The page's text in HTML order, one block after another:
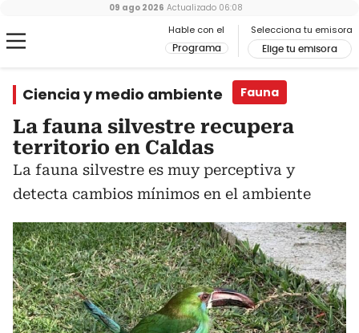
Hable con el
Programa
Selecciona tu emisora
Elige tu emisora
09 ago 2026 Actualizado 06:08
Ciencia y medio ambiente Fauna
La fauna silvestre recupera
territorio en Caldas
La fauna silvestre es muy perceptiva y
detecta cambios mínimos en el ambiente